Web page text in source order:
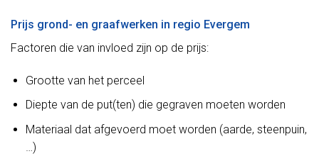
Prijs grond- en graafwerken in regio Evergem
Factoren die van invloed zijn op de prijs:
Grootte van het perceel
Diepte van de put(ten) die gegraven moeten worden
Materiaal dat afgevoerd moet worden (aarde, steenpuin,
…)